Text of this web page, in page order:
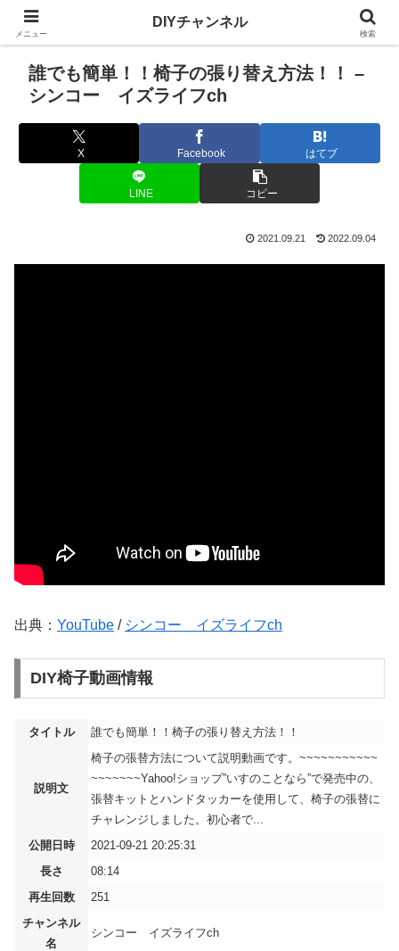
誰でも簡単！！椅子の張り替え方法！！ –
シンコー イズライフch
X Facebook はてブ
LINE コピー
2021.09.21 2022.09.04
出典： YouTube / シンコー イズライフch
DIY椅子動画情報
タイトル 誰でも簡単！！椅子の張り替え方法！！
説明文
椅子の張替方法について説明動画です。~~~~~~~~~~~
~~~~~~~Yahoo!ショップ”いすのことなら”で発売中の、
張替キットとハンドタッカーを使用して、椅子の張替に
チャレンジしました。初心者で...
公開日時
2021-09-21 20:25:31
長さ
08:14
再生回数
251
チャンネル
名
シンコー イズライフch
メニュー
DIYチャンネル
検索